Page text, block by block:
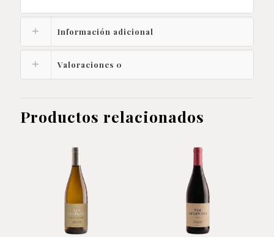
Información adicional
Valoraciones 0
Productos relacionados